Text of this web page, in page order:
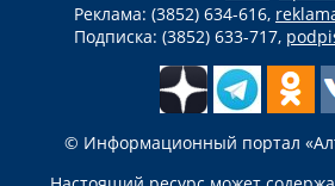
Реклама: (3852) 634-616,
Подписка: (3852) 633-717,
© Информационный портал